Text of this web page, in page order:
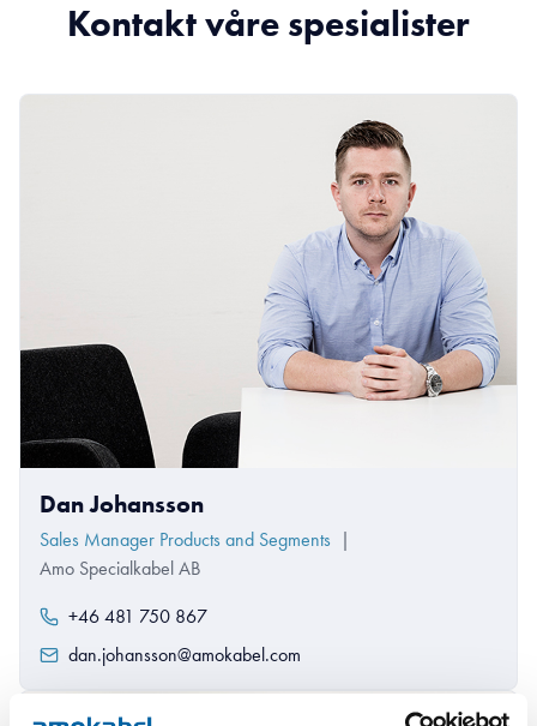
Kontakt våre spesialister
Dan Johansson
Sales Manager Products and Segments
|
Amo Specialkabel AB
+46 481 750 867
dan.johansson@amokabel.com